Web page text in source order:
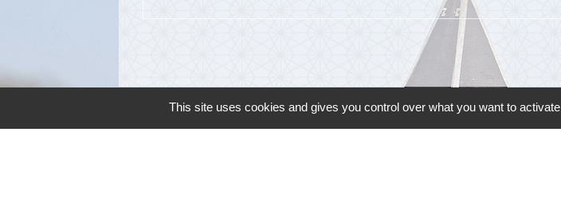
This site uses cookies and gives you control over what you want to activate